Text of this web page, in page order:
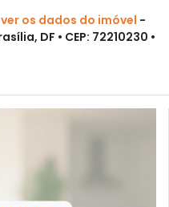
os dados do imóvel -
DF • CEP: 72210230 •